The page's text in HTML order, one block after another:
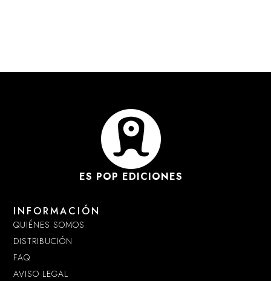
ES POP EDICIONES
INFORMACIÓN
QUIÉNES SOMOS
DISTRIBUCIÓN
FAQ
AVISO LEGAL